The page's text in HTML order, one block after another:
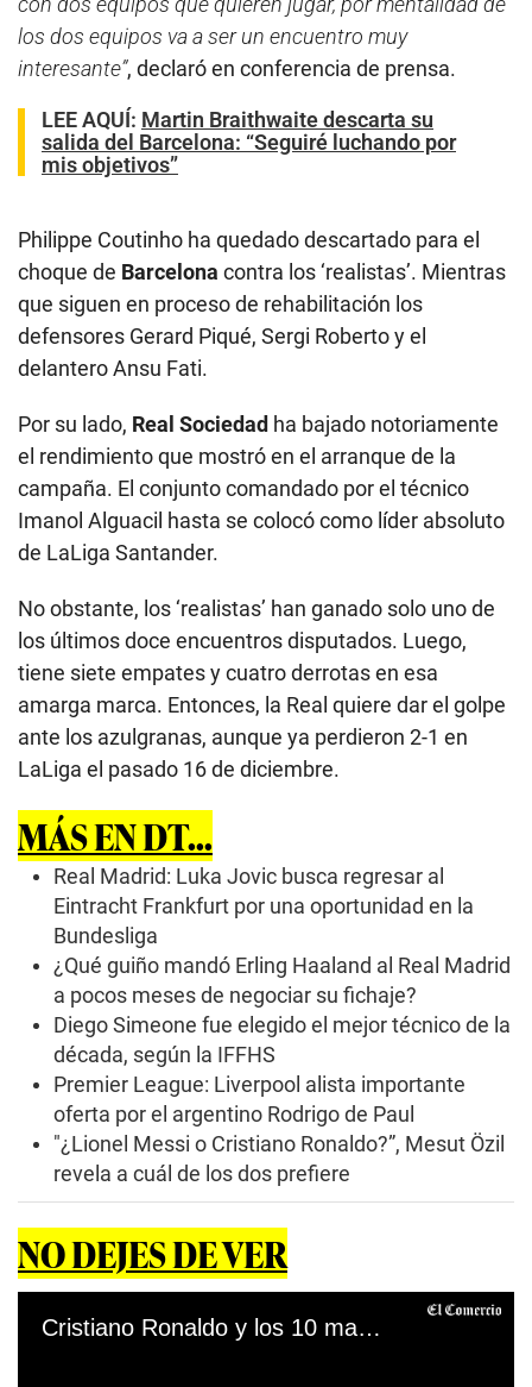
los dos equipos va a ser un encuentro muy
interesante”, declaró en conferencia de prensa.
LEE AQUÍ: Martin Braithwaite descarta su
salida del Barcelona: “Seguiré luchando por
mis objetivos”
Philippe Coutinho ha quedado descartado para el
choque de Barcelona contra los ‘realistas’. Mientras
que siguen en proceso de rehabilitación los
defensores Gerard Piqué, Sergi Roberto y el
delantero Ansu Fati.
Por su lado, Real Sociedad ha bajado notoriamente
el rendimiento que mostró en el arranque de la
campaña. El conjunto comandado por el técnico
Imanol Alguacil hasta se colocó como líder absoluto
de LaLiga Santander.
No obstante, los ‘realistas’ han ganado solo uno de
los últimos doce encuentros disputados. Luego,
tiene siete empates y cuatro derrotas en esa
amarga marca. Entonces, la Real quiere dar el golpe
ante los azulgranas, aunque ya perdieron 2-1 en
LaLiga el pasado 16 de diciembre.
MÁS EN DT...
Real Madrid: Luka Jovic busca regresar al
Eintracht Frankfurt por una oportunidad en la
Bundesliga
¿Qué guiño mandó Erling Haaland al Real Madrid
a pocos meses de negociar su fichaje?
Diego Simeone fue elegido el mejor técnico de la
década, según la IFFHS
Premier League: Liverpool alista importante
oferta por el argentino Rodrigo de Paul
″¿Lionel Messi o Cristiano Ronaldo?”, Mesut Özil
revela a cuál de los dos prefiere
NO DEJES DE VER
Cristiano Ronaldo y los 10 mayores artilleros en la historia del fútbol